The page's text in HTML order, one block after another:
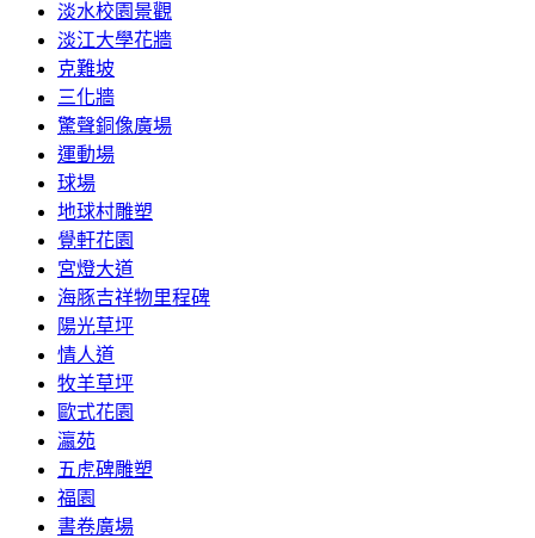
淡水校園景觀
淡江大學花牆
克難坡
三化牆
驚聲銅像廣場
運動場
球場
地球村雕塑
覺軒花園
宮燈大道
海豚吉祥物里程碑
陽光草坪
情人道
牧羊草坪
歐式花園
瀛苑
五虎碑雕塑
福園
書卷廣場